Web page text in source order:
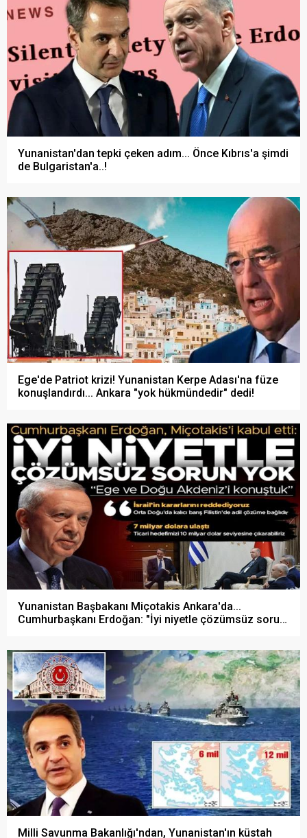
Yunanistan'dan tepki çeken adım... Önce Kıbrıs'a şimdi
de Bulgaristan'a..!
Ege'de Patriot krizi! Yunanistan Kerpe Adası'na füze
konuşlandırdı... Ankara "yok hükmündedir" dedi!
Yunanistan Başbakanı Miçotakis Ankara'da...
Cumhurbaşkanı Erdoğan: "İyi niyetle çözümsüz sorun
Milli Savunma Bakanlığı'ndan, Yunanistan'ın küstah